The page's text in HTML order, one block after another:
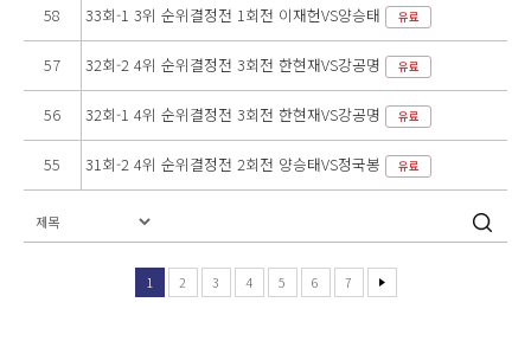
58 33회-1 3위 순위결정전 1회전 이재헌VS양승태 유료
57 32회-2 4위 순위결정전 3회전 한현재VS강공명 유료
56 32회-1 4위 순위결정전 3회전 한현재VS강공명 유료
55 31회-2 4위 순위결정전 2회전 양승태VS정국봉 유료
1 2 3 4 5 6 7